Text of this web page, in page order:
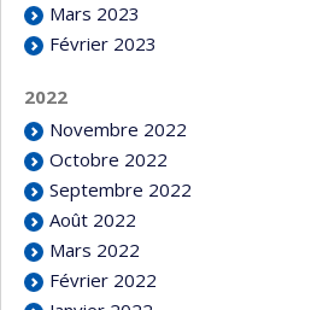
Mars 2023
Février 2023
2022
Novembre 2022
Octobre 2022
Septembre 2022
Août 2022
Mars 2022
Février 2022